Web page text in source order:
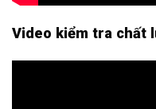
Video kiểm tra chất